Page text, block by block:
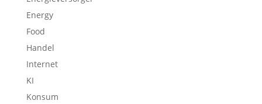
Energy
Food
Handel
Internet
KI
Konsum